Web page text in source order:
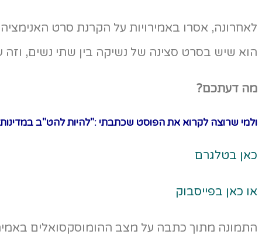
הוא שיש בסרט סצינה של נשיקה בין שתי נשים, וזה
מה דעתכם?
ולמי שרוצה לקרוא את הפוסט שכתבתי :"להיות להט"ב
כאן בטלגרם
או כאן בפייסבוק
התמונה מתוך כתבה על מצב ההומוסקסואלים באמירויות